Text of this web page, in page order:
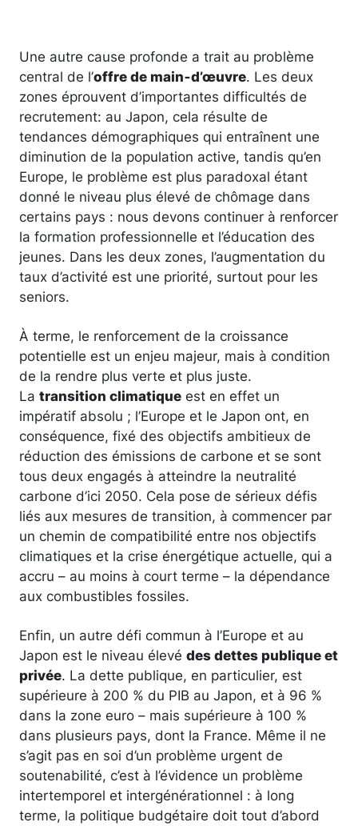
Une autre cause profonde a trait au problème
central de l’offre de main‑d’œuvre. Les deux
zones éprouvent d’importantes difficultés de
recrutement: au Japon, cela résulte de
tendances démographiques qui entraînent une
diminution de la population active, tandis qu’en
Europe, le problème est plus paradoxal étant
donné le niveau plus élevé de chômage dans
certains pays : nous devons continuer à renforcer
la formation professionnelle et l’éducation des
jeunes. Dans les deux zones, l’augmentation du
taux d’activité est une priorité, surtout pour les
seniors.
À terme, le renforcement de la croissance
potentielle est un enjeu majeur, mais à condition
de la rendre plus verte et plus juste.
La transition climatique est en effet un
impératif absolu ; l’Europe et le Japon ont, en
conséquence, fixé des objectifs ambitieux de
réduction des émissions de carbone et se sont
tous deux engagés à atteindre la neutralité
carbone d’ici 2050. Cela pose de sérieux défis
liés aux mesures de transition, à commencer par
un chemin de compatibilité entre nos objectifs
climatiques et la crise énergétique actuelle, qui a
accru – au moins à court terme – la dépendance
aux combustibles fossiles.
Enfin, un autre défi commun à l’Europe et au
Japon est le niveau élevé des dettes publique et
privée. La dette publique, en particulier, est
supérieure à 200 % du PIB au Japon, et à 96 %
dans la zone euro – mais supérieure à 100 %
dans plusieurs pays, dont la France. Même il ne
s’agit pas en soi d’un problème urgent de
soutenabilité, c’est à l’évidence un problème
intertemporel et intergénérationnel : à long
terme, la politique budgétaire doit tout d’abord